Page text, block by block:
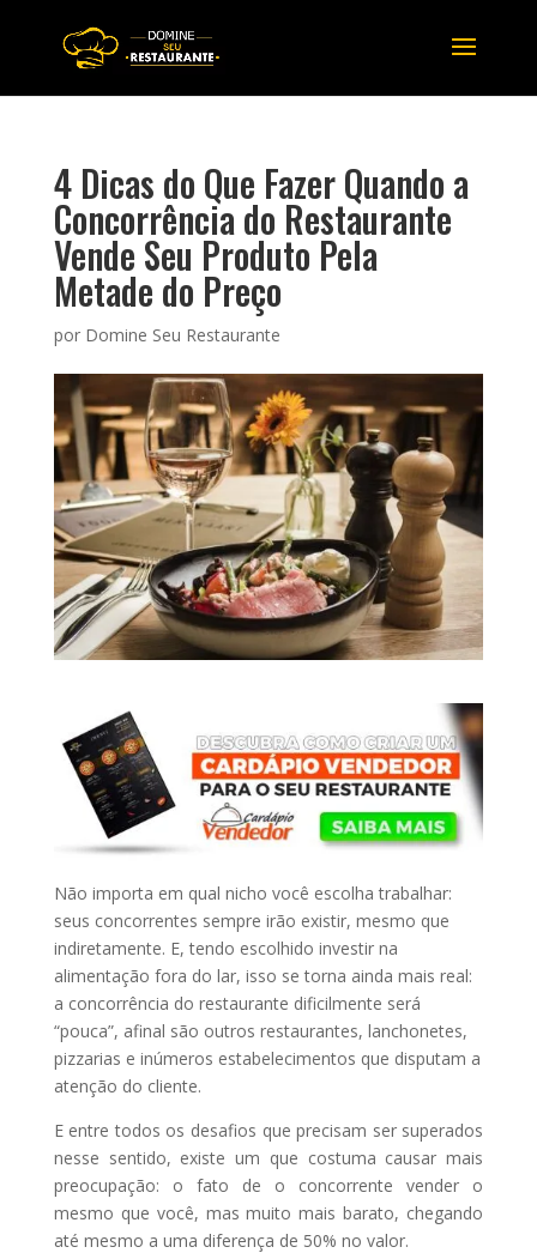
4 Dicas do Que Fazer Quando a
Concorrência do Restaurante
Vende Seu Produto Pela
Metade do Preço
por Domine Seu Restaurante
Não importa em qual nicho você escolha trabalhar:
seus concorrentes sempre irão existir, mesmo que
indiretamente. E, tendo escolhido investir na
alimentação fora do lar, isso se torna ainda mais real:
a concorrência do restaurante dificilmente será
“pouca”, afinal são outros restaurantes, lanchonetes,
pizzarias e inúmeros estabelecimentos que disputam a
atenção do cliente.
E entre todos os desafios que precisam ser superados
nesse sentido, existe um que costuma causar mais
preocupação: o fato de o concorrente vender o
mesmo que você, mas muito mais barato, chegando
até mesmo a uma diferença de 50% no valor.